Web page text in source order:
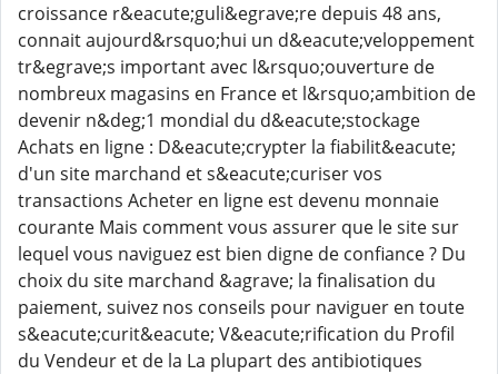
croissance r&eacute;guli&egrave;re depuis 48 ans,
connait aujourd&rsquo;hui un d&eacute;veloppement
tr&egrave;s important avec l&rsquo;ouverture de
nombreux magasins en France et l&rsquo;ambition de
devenir n&deg;1 mondial du d&eacute;stockage
Achats en ligne : D&eacute;crypter la fiabilit&eacute;
d'un site marchand et s&eacute;curiser vos
transactions Acheter en ligne est devenu monnaie
courante Mais comment vous assurer que le site sur
lequel vous naviguez est bien digne de confiance ? Du
choix du site marchand &agrave; la finalisation du
paiement, suivez nos conseils pour naviguer en toute
s&eacute;curit&eacute; V&eacute;rification du Profil
du Vendeur et de la La plupart des antibiotiques